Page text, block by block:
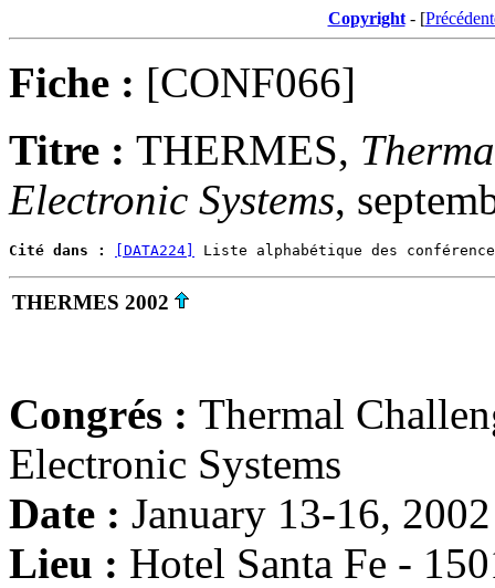
Copyright- [
Fiche : [CONF066]
Titre : THERMES,
Electronic Systems,
Cité dans : [DATA224]
THERMES 2002
Congrés : Thermal
Electronic Systems
Date : January 13-16, 2002
Lieu : Hotel Santa Fe -